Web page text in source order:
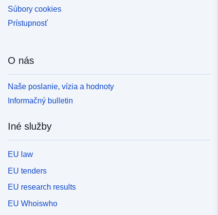
Súbory cookies
Prístupnosť
O nás
Naše poslanie, vízia a hodnoty
Informačný bulletin
Iné služby
EU law
EU tenders
EU research results
EU Whoiswho